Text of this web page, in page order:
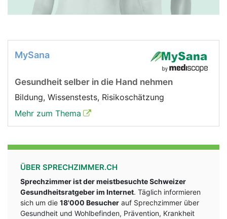
MySana
Gesundheit selber in die Hand nehmen
Bildung, Wissenstests, Risikoschätzung
Mehr zum Thema
ÜBER SPRECHZIMMER.CH
Sprechzimmer ist der meistbesuchte Schweizer
Gesundheitsratgeber im Internet. Täglich informieren
sich um die 18'000 Besucher auf Sprechzimmer über
Gesundheit und Wohlbefinden, Prävention, Krankheit